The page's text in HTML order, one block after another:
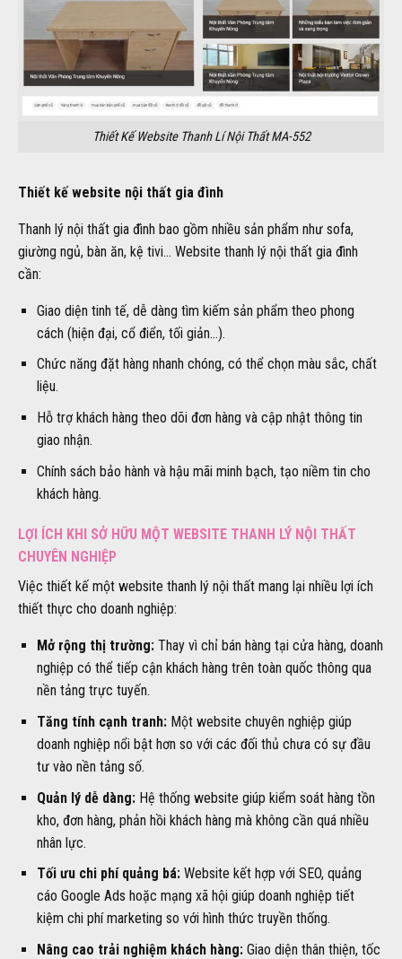
Thiết Kế Website Thanh Lí Nội Thất MA-552
Thiết kế website nội thất gia đình
Thanh lý nội thất gia đình bao gồm nhiều sản phẩm như sofa,
giường ngủ, bàn ăn, kệ tivi… Website thanh lý nội thất gia đình
cần:
Giao diện tinh tế, dễ dàng tìm kiếm sản phẩm theo phong
cách (hiện đại, cổ điển, tối giản…).
Chức năng đặt hàng nhanh chóng, có thể chọn màu sắc, chất
liệu.
Hỗ trợ khách hàng theo dõi đơn hàng và cập nhật thông tin
giao nhận.
Chính sách bảo hành và hậu mãi minh bạch, tạo niềm tin cho
khách hàng.
LỢI ÍCH KHI SỞ HỮU MỘT WEBSITE THANH LÝ NỘI THẤT
CHUYÊN NGHIỆP
Việc thiết kế một website thanh lý nội thất mang lại nhiều lợi ích
thiết thực cho doanh nghiệp:
Mở rộng thị trường:Thay vì chỉ bán hàng tại cửa hàng, doanh
nghiệp có thể tiếp cận khách hàng trên toàn quốc thông qua
nền tảng trực tuyến.
Tăng tính cạnh tranh:Một website chuyên nghiệp giúp
doanh nghiệp nổi bật hơn so với các đối thủ chưa có sự đầu
tư vào nền tảng số.
Quản lý dễ dàng:Hệ thống website giúp kiểm soát hàng tồn
kho, đơn hàng, phản hồi khách hàng mà không cần quá nhiều
nhân lực.
Tối ưu chi phí quảng bá:Website kết hợp với SEO, quảng
cáo Google Ads hoặc mạng xã hội giúp doanh nghiệp tiết
kiệm chi phí marketing so với hình thức truyền thống.
Nâng cao trải nghiệm khách hàng:Giao diện thân thiện, tốc